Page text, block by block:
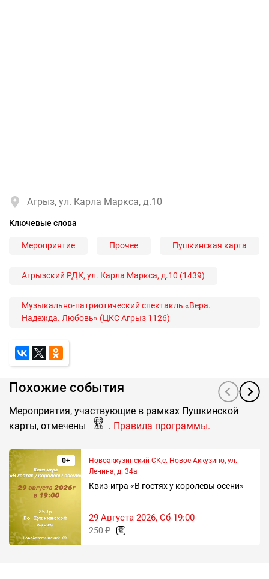
Агрыз, ул. Карла Маркса, д.10
Ключевые слова
Мероприятие Прочее Пушкинская карта
Агрызский РДК, ул. Карла Маркса, д.10 (1439)
Музыкально-патриотический спектакль «Вера.
Надежда. Любовь» (ЦКС Агрыз 1126)
Похожие события
Мероприятия, участвующие в рамках Пушкинской
карты, отмечены
. Правила программы.
0+
Новоаккузинский СК,с. Новое Аккузино, ул.
Ленина, д. 34а
Квиз-игра «В гостях у королевы осени»
29 Августа 2026, Сб 19:00
250 ₽